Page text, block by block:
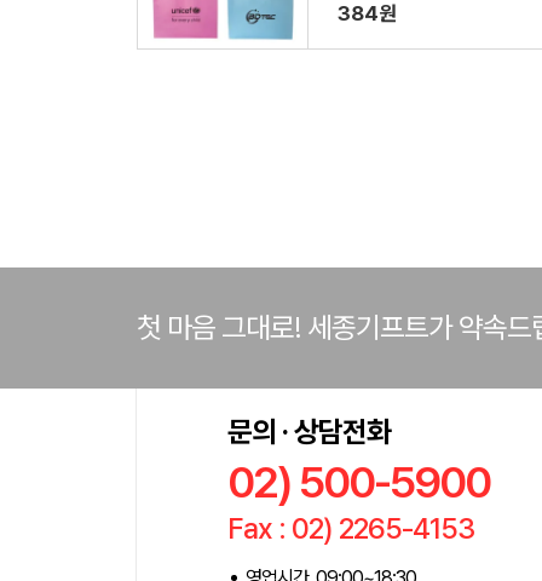
384원
첫 마음 그대로! 세종기프트가 약속드
문의 · 상담전화
02) 500-5900
Fax : 02) 2265-4153